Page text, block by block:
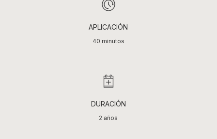
APLICACIÓN
40 minutos
DURACIÓN
2 años